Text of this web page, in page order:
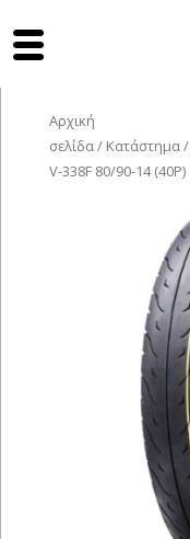
Αρχική
σελίδα/ Κατάστημα/
V-338F 80/90-14 (40P)